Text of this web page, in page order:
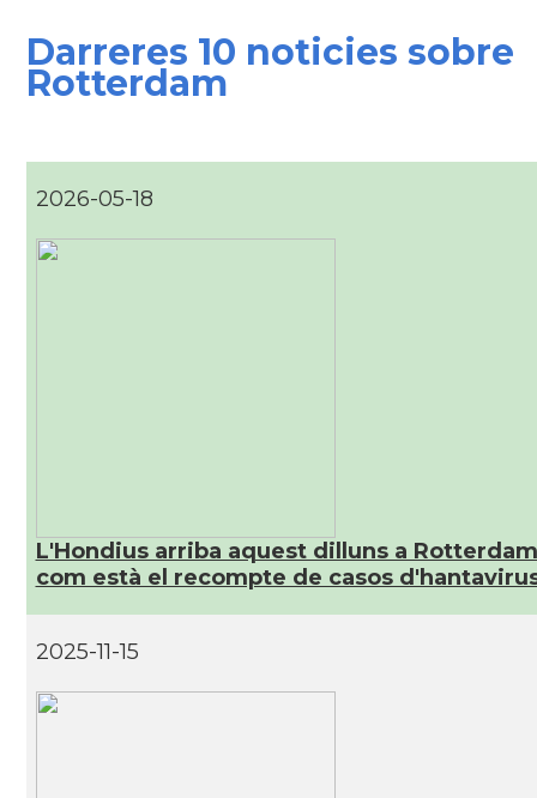
Darreres 10 noticies sobre
Rotterdam
2026-05-18
L'Hondius arriba aquest dilluns a
com està el recompte de casos
2025-11-15